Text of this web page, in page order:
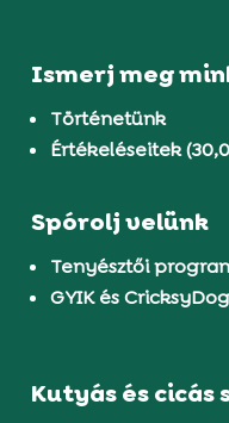
Ismerj meg
Történetünk
Értékeléseitek
Spórolj velünk
Tenyésztői
GYIK és
Kutyás és cicás